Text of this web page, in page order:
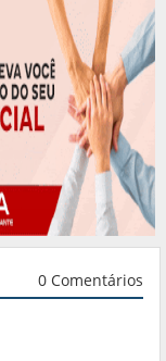
0 Comentários